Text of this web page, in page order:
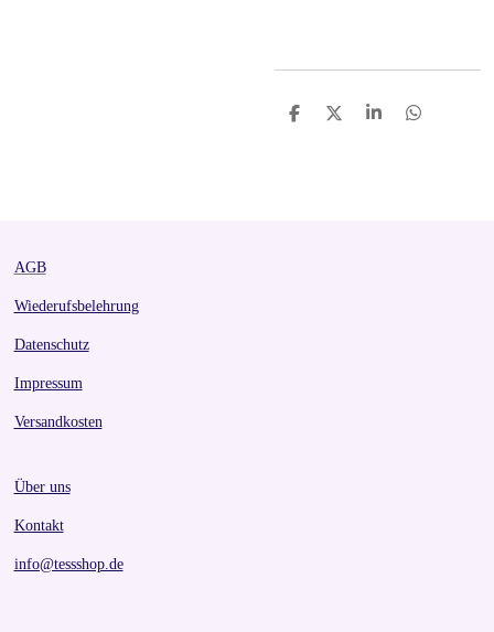
S
S
S
S
AGB
Wiederufsbelehrung
Datenschutz
Impressum
Versandkosten
Über uns
Kontakt
info@tessshop.de